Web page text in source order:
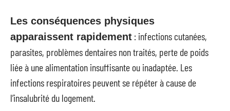
Les conséquences physiques
apparaissent rapidement : infections cutanées,
parasites, problèmes dentaires non traités, perte de poids
liée à une alimentation insuffisante ou inadaptée. Les
infections respiratoires peuvent se répéter à cause de
l’insalubrité du logement.